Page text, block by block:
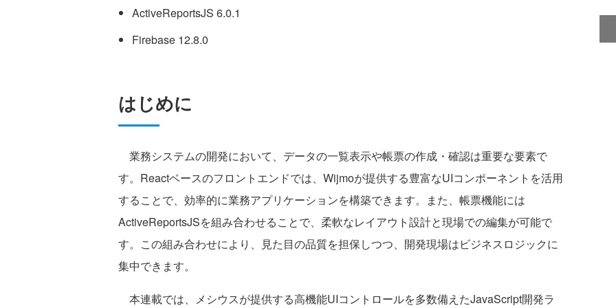
ActiveReportsJS 6.0.1
Firebase 12.8.0
はじめに
業務システムの開発において、データの一覧表示や帳票の作成・確認は重要な要素で
す。Reactベースのフロントエンドでは、Wijmoが提供する豊富なUIコンポーネントを活用
することで、効率的に業務アプリケーションを構築できます。また、帳票機能には
ActiveReportsJSを組み合わせることで、柔軟なレイアウト設計と現場での編集が可能で
す。この組み合わせにより、見た目の品質を担保しつつ、開発現場はビジネスロジックに
集中できます。
本連載では、メシウスが提供する高機能UIコントロールを多数備えたJavaScript開発ラ